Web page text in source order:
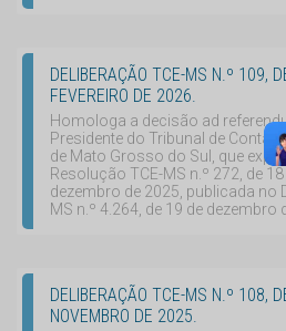
DELIBERAÇÃO TCE-MS N.º 109,
FEVEREIRO DE 2026.
Homologa a decisão ad
Presidente do Tribunal de Contas
de Mato Grosso do Sul, que
Resolução TCE-MS n.º 272, de 18
dezembro de 2025, publicada no
MS n.º 4.264, de 19 de dezembro
DELIBERAÇÃO TCE-MS N.º 108,
NOVEMBRO DE 2025.